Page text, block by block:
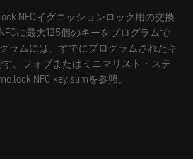
NFCイグニッションロック用の交換
に最大125個のキーをプログラムで
ラムには、すでにプログラムされたキ
。フォブまたはミニマリスト・ステ
NFC key slimを参照。